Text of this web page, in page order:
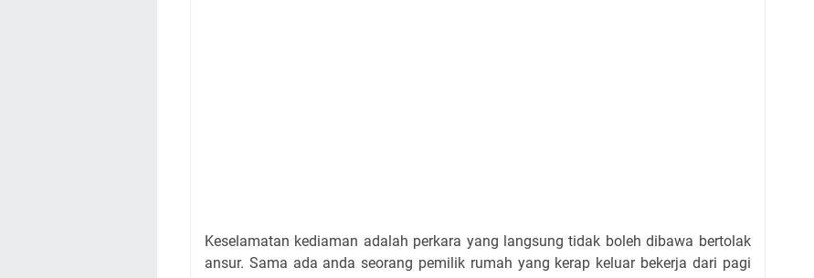
Keselamatan kediaman adalah perkara yang langsung tidak boleh dibawa bertolak
ansur. Sama ada anda seorang pemilik rumah yang kerap keluar bekerja dari pagi